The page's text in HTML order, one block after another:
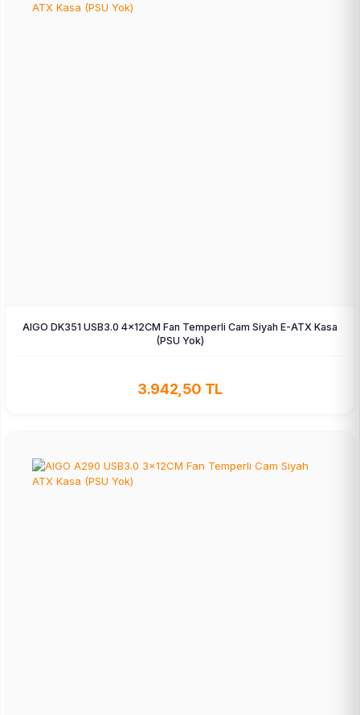
AIGO DK351 USB3.0 4×12CM Fan Temperli Cam Siyah E-ATX Kasa
(PSU Yok)
3.942,50 TL